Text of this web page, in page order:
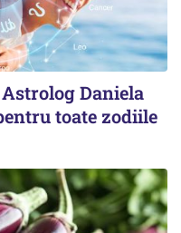
Daniela
toate zodiile